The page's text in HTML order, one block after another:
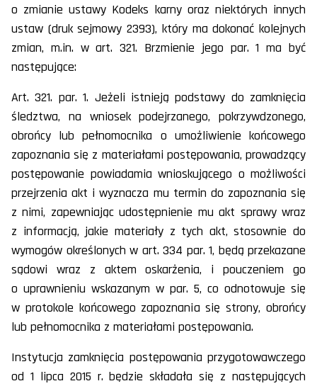
o zmianie ustawy Kodeks karny oraz niektórych innych
ustaw (druk sejmowy 2393), który ma dokonać kolejnych
zmian, m.in. w art. 321. Brzmienie jego par. 1 ma być
następujące:
Art. 321. par. 1. Jeżeli istnieją podstawy do zamknięcia
śledztwa, na wniosek podejrzanego, pokrzywdzonego,
obrońcy lub pełnomocnika o umożliwienie końcowego
zapoznania się z materiałami postępowania, prowadzący
postępowanie powiadamia wnioskującego o możliwości
przejrzenia akt i wyznacza mu termin do zapoznania się
z nimi, zapewniając udostępnienie mu akt sprawy wraz
z informacją, jakie materiały z tych akt, stosownie do
wymogów określonych w art. 334 par. 1, będą przekazane
sądowi wraz z aktem oskarżenia, i pouczeniem go
o uprawnieniu wskazanym w par. 5, co odnotowuje się
w protokole końcowego zapoznania się strony, obrońcy
lub pełnomocnika z materiałami postępowania.
Instytucja zamknięcia postępowania przygotowawczego
od 1 lipca 2015 r. będzie składała się z następujących